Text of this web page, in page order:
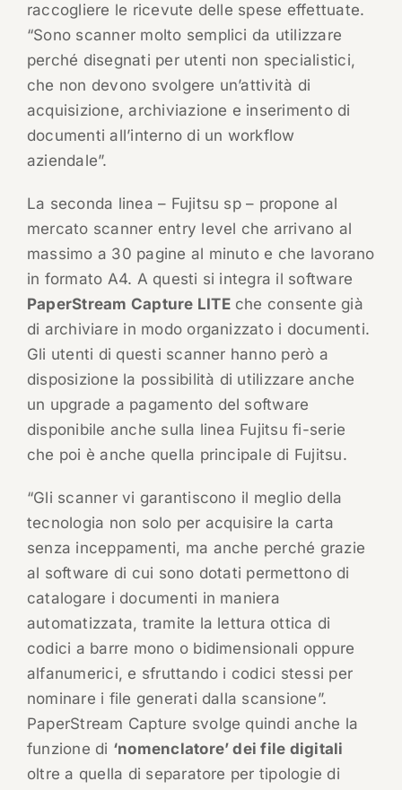
raccogliere le ricevute delle spese effettuate.
“Sono scanner molto semplici da utilizzare
perché disegnati per utenti non specialistici,
che non devono svolgere un’attività di
acquisizione, archiviazione e inserimento di
documenti all’interno di un workflow
aziendale”.
La seconda linea – Fujitsu sp – propone al
mercato scanner entry level che arrivano al
massimo a 30 pagine al minuto e che lavorano
in formato A4. A questi si integra il software
PaperStream Capture LITEche consente già
di archiviare in modo organizzato i documenti.
Gli utenti di questi scanner hanno però a
disposizione la possibilità di utilizzare anche
un upgrade a pagamento del software
disponibile anche sulla linea Fujitsu fi-serie
che poi è anche quella principale di Fujitsu.
“Gli scanner vi garantiscono il meglio della
tecnologia non solo per acquisire la carta
senza inceppamenti, ma anche perché grazie
al software di cui sono dotati permettono di
catalogare i documenti in maniera
automatizzata, tramite la lettura ottica di
codici a barre mono o bidimensionali oppure
alfanumerici, e sfruttando i codici stessi per
nominare i file generati dalla scansione”.
PaperStream Capture svolge quindi anche la
funzione di ‘nomenclatore’ dei file digitali
oltre a quella di separatore per tipologie di